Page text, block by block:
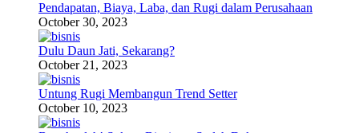
Pendapatan, Biaya, Laba, dan Rugi dalam Perusahaan
October 30, 2023
Dulu Daun Jati, Sekarang?
October 21, 2023
Untung Rugi Membangun Trend Setter
October 10, 2023